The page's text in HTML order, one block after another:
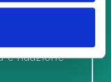
centrale
Sempre
e riduzione